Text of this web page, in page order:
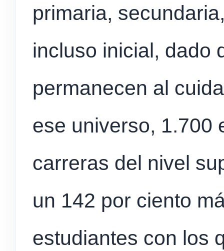
primaria,
incluso inicial, dado
permanecen al
ese universo, 1.700
carreras del nivel
un 142 por ciento
estudiantes con los